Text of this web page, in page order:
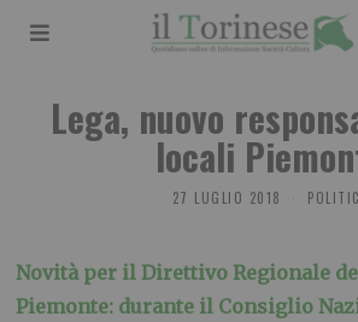
Lega, nuovo
locali
27 LUGLIO 2018
Novità per il Direttivo Regionale
Piemonte: durante il Consiglio